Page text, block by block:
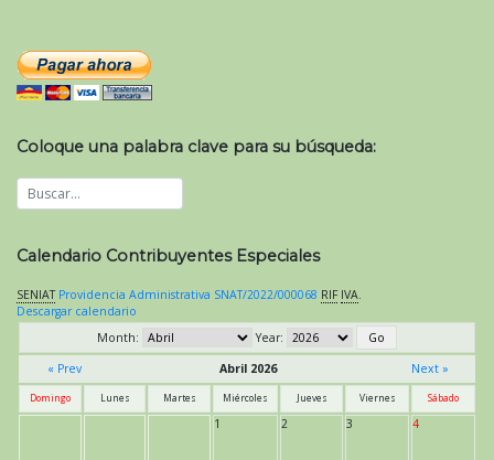
Coloque una palabra clave para su búsqueda:
Calendario Contribuyentes Especiales
SENIAT Providencia Administrativa SNAT/2022/000068 RIF IVA
Descargar calendario
Month:
Year:
« Prev
Abril 2026 Next »
Domingo Lunes Martes Miércoles Jueves Viernes Sábado
1 2 3 4